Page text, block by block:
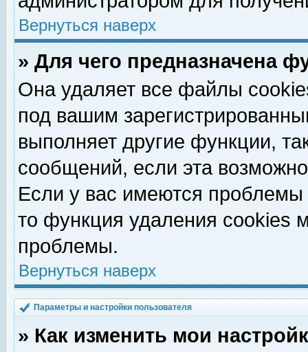
Вернуться наверх
» Для чего предназначена
Она удаляет все файлы
под вашим
выполняет другие функции,
сообщений, если эта
Если у вас имеются
то функция удаления cookies
проблемы.
Вернуться наверх
Параметры и настройки пользователя
» Как изменить мои